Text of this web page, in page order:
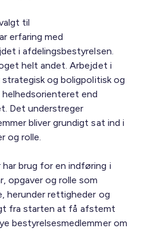
til
erfaring med
i afdelingsbestyrelsen.
helt andet. Arbejdet i
og boligpolitisk og
end
Det understreger
bliver grundigt sat ind i
og rolle.
brug for en indføring i
opgaver og rolle som
herunder rettigheder og
fra starten at få afstemt
bestyrelsesmedlemmer om